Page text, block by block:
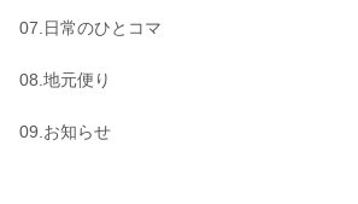
07.日常のひとコマ
08.地元便り
09.お知らせ